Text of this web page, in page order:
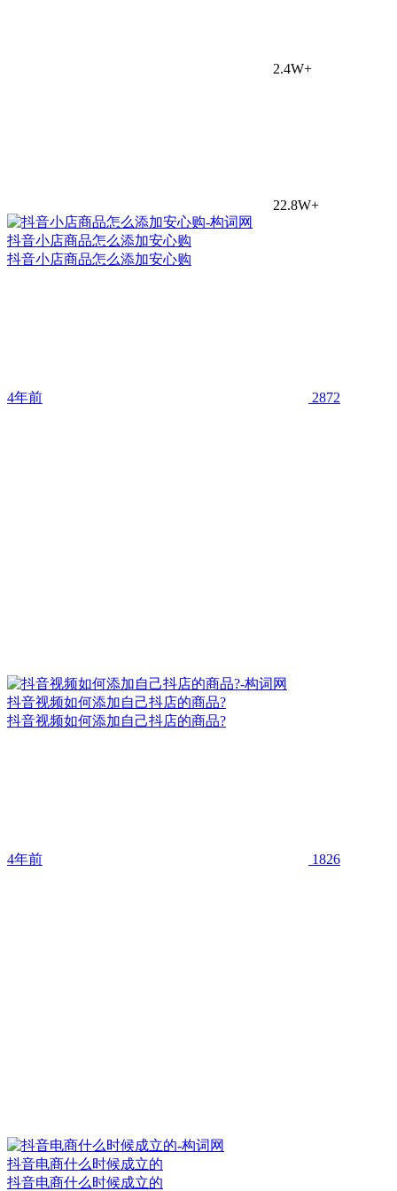
2.4W+
22.8W+
抖音小店商品怎么添加安心购
抖音小店商品怎么添加安心购
4年前 2872
抖音视频如何添加自己抖店的商品?
抖音视频如何添加自己抖店的商品?
4年前 1826
抖音电商什么时候成立的
抖音电商什么时候成立的